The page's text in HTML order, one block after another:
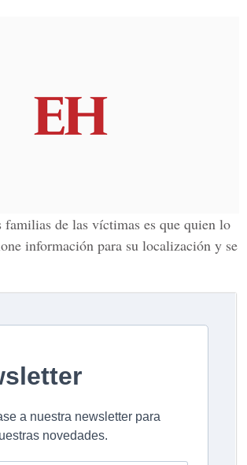
de las víctimas es que quien lo
información para su localización y se